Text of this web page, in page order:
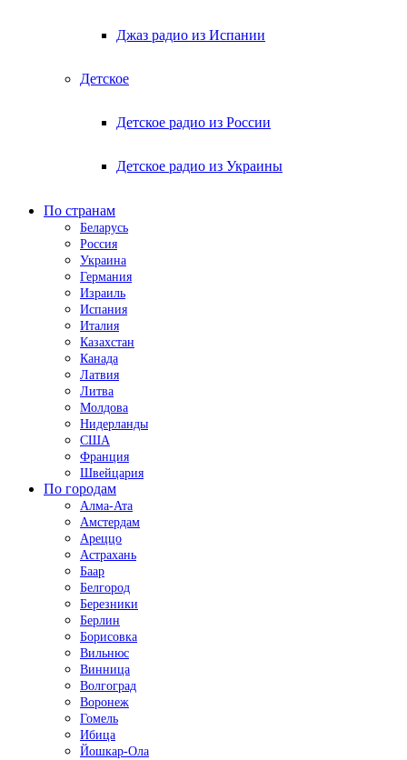
Джаз радио из Испании
Детское
Детское радио из России
Детское радио из Украины
По странам
Беларусь
Россия
Украина
Германия
Израиль
Испания
Италия
Казахстан
Канада
Латвия
Литва
Молдова
Нидерланды
США
Франция
Швейцария
По городам
Алма-Ата
Амстердам
Ареццо
Астрахань
Баар
Белгород
Березники
Берлин
Борисовка
Вильнюс
Винница
Волгоград
Воронеж
Гомель
Ибица
Йошкар-Ола